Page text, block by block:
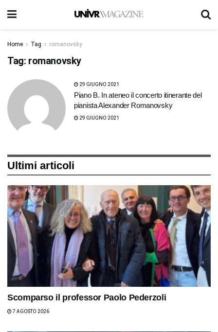
Home Tag romanovsky
Tag: romanovsky
29 GIUGNO 2021
Piano B. In ateneo il concerto itinerante del
pianista Alexander Romanovsky
29 GIUGNO 2021
Ultimi articoli
Scomparso il professor Paolo Pederzoli
7 AGOSTO 2026